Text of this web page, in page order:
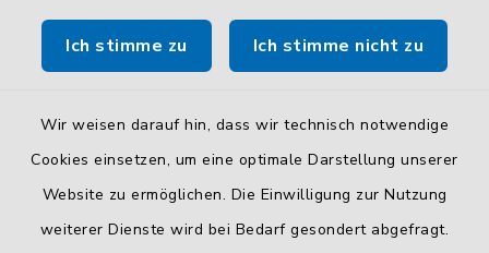
Ich stimme zu Ich stimme nicht zu
Wir weisen darauf hin, dass wir technisch notwendige
Cookies einsetzen, um eine optimale Darstellung unserer
Website zu ermöglichen. Die Einwilligung zur Nutzung
weiterer Dienste wird bei Bedarf gesondert abgefragt.
So finden Sie uns.